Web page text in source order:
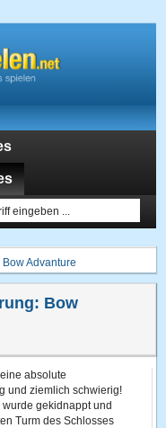
Bow Advanture
Bow
absolute
und ziemlich schwierig!
wurde gekidnappt und
Turm des Schlosses